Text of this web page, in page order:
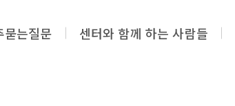
묻는질문 센터와 함께 하는 사람들